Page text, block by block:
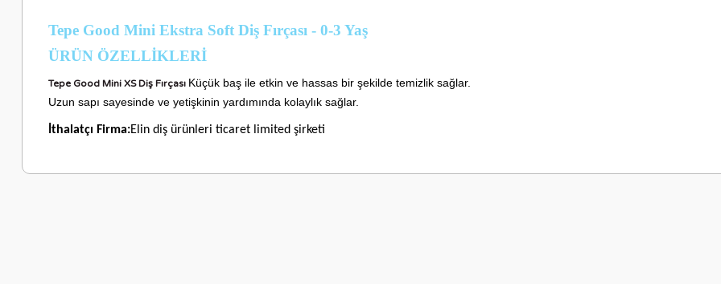
Tepe Good Mini Ekstra Soft Diş Fırçası - 0-3 Yaş
ÜRÜN ÖZELLİKLERİ
Tepe Good Mini XS Diş Fırçası Küçük baş ile etkin ve hassas bir şekilde temizlik sağlar.
Uzun sapı sayesinde ve yetişkinin yardımında kolaylık sağlar.
İthalatçı Firma:Elin diş ürünleri ticaret limited şirketi